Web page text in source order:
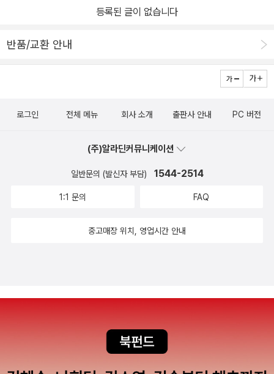
블로, 저자인 지피가 2021년 은퇴를 선언했다가 2023년 복귀하면서
스테이시>는 주인공 지아니가 자신의 순수한 행동으로 야기된 불합
갈등으로 인해 극단적으로 변화해가는 모습을 담은 이야기다.성공한
되고, 그 가운데 내뱉은 한마디가 소셜 네트워크상에서 논란의 중심
두가 그에게 등을 돌리고 일상은 무너진다.(지아니가 탄생시킨 또 하
산물인 스테이시는 곧 지아니의 내면에 존재하는 공포와 적나라한 인
간 본연의 모습을 대변한다. 그리고 스테이시는 그의 황폐한 감정을
또 다른 자아, 즉 '악마'를 창조해 내는데 이는 그의 복수심과 원망을
망을 물리적으로 풀어내는 인물처럼 그려진다.=====인상 깊게 다
고 맹세해.5페이지 中-----이 만화 안에서 '스테이시'라는 허상은 절
대적으로 감춰야 하는 존재처럼 표현된다. 내가 진짜 원하는 내 모습
혹은 하고자 하는 행위이지만 남들의 시선이나 판단이 두려워 드러낼
떻게 이런 표정을 보고 달갑지 않다고 할 수 있을까. 그림체를 두고 이
자 폭군이기 때문이지. 나는 너의 분노를 먹고살고 있고, 그 영양분이
각을 읽고 그것들을 내 생각과 뒤죽박죽 섞어버릴 거거든? 그럼 너나
헛수고가 될 게 뻔하고. 이제 나는 네가 가장 싫어하는 일을 하도록 널
못 자도록 네 옆에서 쉬지 않고 지껄여 댈 거야.”57쪽드디어 존재하
게 되는 건가? 스테이시가? 점점 이야기가, 아니 장면인가? 아무튼
에서 마구 철학적인 인식의 문제를 넘나들고 자아의 본성이 악마이고
마우로를 보면 그것도 아닌 거 같고 아무튼 이런 인식은 현실에서 어
바뀌는 장면이 우리의 인식의 경계가 희미해지는 순간을 보여주는 것
일지도. 누구나 이성의 끈을 가끔씩 놓고 싶을 때가 있으니까. 그렇게
등록된 글이 없습니다
반품/교환 안내
로그인 전체 메뉴 회사 소개 출판사 안내 PC 버전
(주)알라딘커뮤니케이션
일반문의 (발신자 부담) 1544-2514
1:1 문의 FAQ
중고매장 위치, 영업시간 안내